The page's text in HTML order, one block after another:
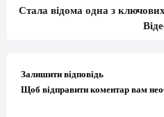
Стала відома одна з
Залишити відповідь
Щоб відправити коментар вам